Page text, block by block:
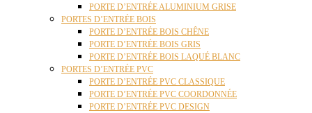
PORTE D’ENTRÉE ALUMINIUM GRISE
PORTES D’ENTRÉE BOIS
PORTE D’ENTRÉE BOIS CHÊNE
PORTE D’ENTRÉE BOIS GRIS
PORTE D’ENTRÉE BOIS LAQUÉ BLANC
PORTES D’ENTRÉE PVC
PORTE D’ENTRÉE PVC CLASSIQUE
PORTE D’ENTRÉE PVC COORDONNÉE
PORTE D’ENTRÉE PVC DESIGN